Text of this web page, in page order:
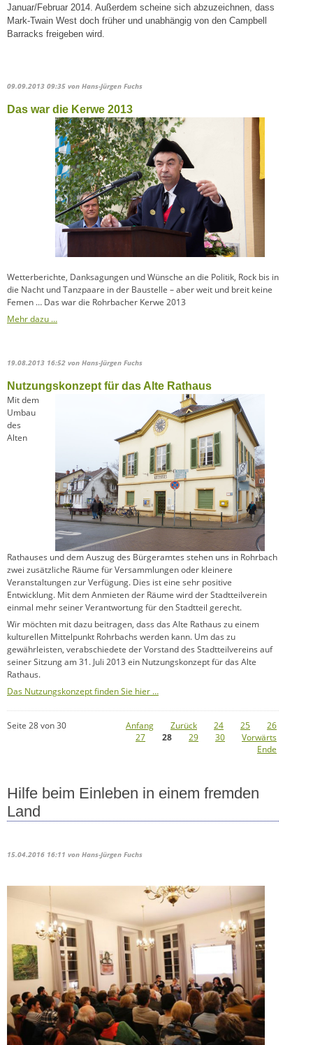
Januar/Februar 2014. Außerdem scheine sich abzuzeichnen, dass
Mark-Twain West doch früher und unabhängig von den Campbell
Barracks freigeben wird.
09.09.2013 09:35 von Hans-Jürgen Fuchs
Das war die Kerwe 2013
Wetterberichte, Danksagungen undWünsche an die Politik, Rock bis in
die Nacht und Tanzpaare in der Baustelle – aber weit und breit keine
Femen … Das war die Rohrbacher Kerwe 2013
Mehr dazu …
19.08.2013 16:52 von Hans-Jürgen Fuchs
Nutzungskonzept für das Alte Rathaus
Mit dem
Umbau
des
Alten
Rathauses und dem Auszug des Bürgeramtes stehen uns in Rohrbach
zwei zusätzliche Räume für Versammlungen oder kleinere
Veranstaltungen zur Verfügung. Dies ist eine sehr positive
Entwicklung. Mit dem Anmieten der Räume wird der Stadtteilverein
einmal mehr seiner Verantwortung für den Stadtteil gerecht.
Wir möchten mit dazu beitragen, dass das Alte Rathaus zu einem
kulturellen Mittelpunkt Rohrbachs werden kann. Um das zu
gewährleisten, verabschiedete der Vorstand des Stadtteilvereins auf
seiner Sitzung am 31. Juli 2013 ein Nutzungskonzept für das Alte
Rathaus.
Das Nutzungskonzept finden Sie hier …
Seite 28 von 30 Anfang Zurück 24 25
26
27
28 29 30
Vorwärts
Ende
Hilfe beim Einleben in einem fremden
Land
15.04.2016 16:11 von Hans-Jürgen Fuchs